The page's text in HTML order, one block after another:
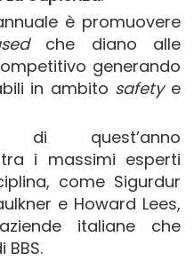
è promuovere
che diano alle
generando
in ambito safety e
di quest’anno
i massimi esperti
come Sigurdur
e Howard Lees,
italiane che